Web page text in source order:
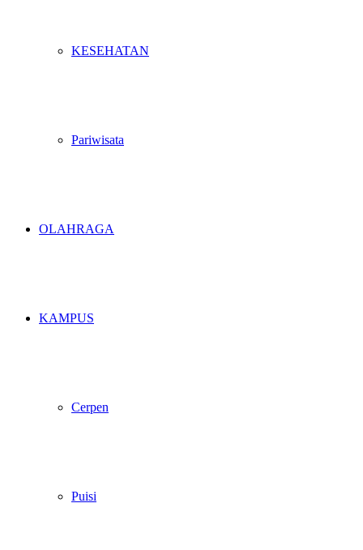
KESEHATAN
Pariwisata
OLAHRAGA
KAMPUS
Cerpen
Puisi